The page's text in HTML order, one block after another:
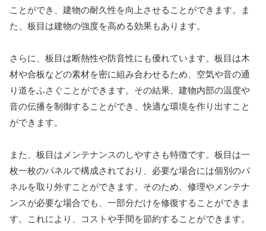
ことができ、建物の耐久性を向上させることができます。ま
た、板目は建物の強度を高める効果もあります。
さらに、板目は断熱性や防音性にも優れています。板目は木
材や合板などの素材を密に組み合わせるため、空気や音の通
り道をふさぐことができます。その結果、建物内部の温度や
音の伝播を制御することができ、快適な環境を作り出すこと
ができます。
また、板目はメンテナンスのしやすさも特徴です。板目は一
枚一枚のパネルで構成されており、必要な場合には個別のパ
ネルを取り外すことができます。そのため、修理やメンテナ
ンスが必要な場合でも、一部分だけを修復することができま
す。これにより、コストや手間を節約することができます。